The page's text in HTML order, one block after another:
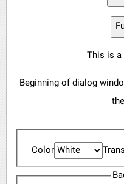
This is
Beginning of dialog
Color